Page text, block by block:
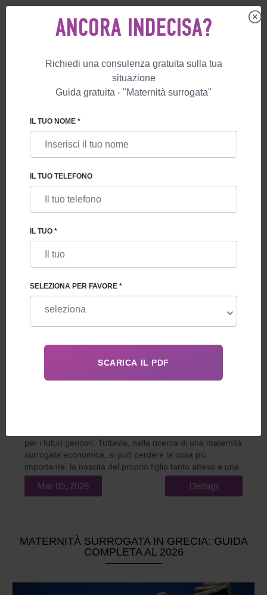
BLOG
CRISI NEL MERCATO DELLA MATERNITÀ
per i futuri genitori. Tuttavia, nella ricerca di una maternità
surrogata economica, si può perdere la cosa più
importante: la nascita del proprio figlio tanto atteso e una
notevole quantità di denaro.
Mar 09, 2026 Dettagli
MATERNITÀ SURROGATA IN GRECIA: GUIDA
COMPLETA AL 2026
ANCORA INDECISA?
Richiedi una consulenza gratuita sulla tua
situazione
Guida gratuita - "Maternità surrogata"
IL TUO NOME *
IL TUO TELEFONO
IL TUO *
SELEZIONA PER FAVORE *